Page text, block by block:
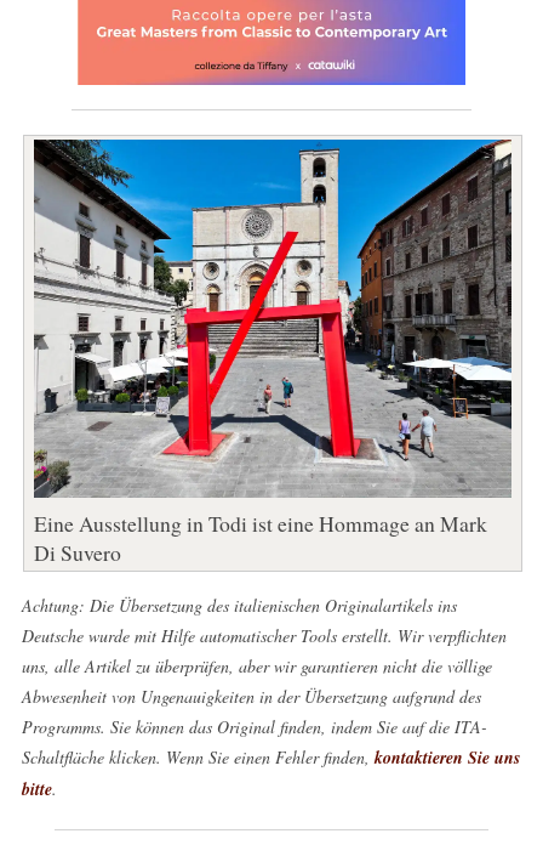
Eine Ausstellung in Todi ist eine Hommage an Mark
Di Suvero
Achtung: Die Übersetzung des italienischen Originalartikels ins
Deutsche wurde mit Hilfe automatischer Tools erstellt. Wir verpflichten
uns, alle Artikel zu überprüfen, aber wir garantieren nicht die völlige
Abwesenheit von Ungenauigkeiten in der Übersetzung aufgrund des
Programms. Sie können das Original finden, indem Sie auf die ITA-
Schaltfläche klicken. Wenn Sie einen Fehler finden, kontaktieren Sie uns
bitte.